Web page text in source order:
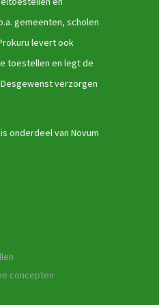
gemeenten, scholen
levert ook
toestellen en legt de
verzorgen
onderdeel van Novum
concepten